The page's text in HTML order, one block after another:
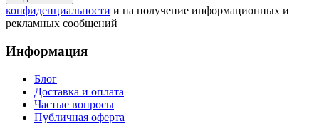
конфиденциальности и на получение информационных и
рекламных сообщений
Информация
Блог
Доставка и оплата
Частые вопросы
Публичная оферта